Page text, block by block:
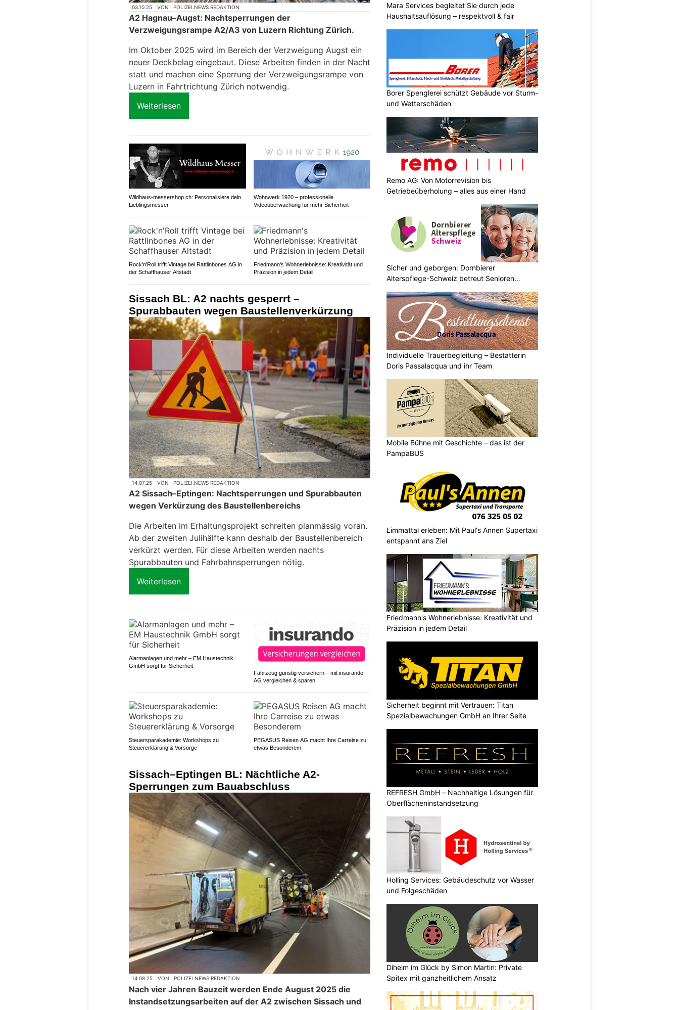
03.10.25 VON POLIZEI.NEWS REDAKTION
A2 Hagnau–Augst: Nachtsperrungen der
Verzweigungsrampe A2/A3 von Luzern Richtung Zürich.
Im Oktober 2025 wird im Bereich der Verzweigung Augst ein
neuer Deckbelag eingebaut. Diese Arbeiten finden in der Nacht
statt und machen eine Sperrung der Verzweigungsrampe von
Luzern in Fahrtrichtung Zürich notwendig.
Weiterlesen
Wildhaus-messershop.ch: Personalisiere dein
Lieblingsmesser
Wohnwerk 1920 – professionelle
Videoüberwachung für mehr Sicherheit
Rock'n'Roll trifft Vintage bei Rattlinbones AG in
der Schaffhauser Altstadt
Friedmann's Wohnerlebnisse: Kreativität und
Präzision in jedem Detail
Sissach BL: A2 nachts gesperrt –
Spurabbauten wegen Baustellenverkürzung
14.07.25 VON POLIZEI.NEWS REDAKTION
A2 Sissach–Eptingen: Nachtsperrungen und Spurabbauten
wegen Verkürzung des Baustellenbereichs
Die Arbeiten im Erhaltungsprojekt schreiten planmässig voran.
Ab der zweiten Julihälfte kann deshalb der Baustellenbereich
verkürzt werden. Für diese Arbeiten werden nachts
Spurabbauten und Fahrbahnsperrungen nötig.
Weiterlesen
Alarmanlagen und mehr – EM Haustechnik
GmbH sorgt für Sicherheit
Fahrzeug günstig versichern – mit insurando
AG vergleichen & sparen
Steuersparakademie: Workshops zu
Steuererklärung & Vorsorge
PEGASUS Reisen AG macht Ihre Carreise zu
etwas Besonderem
Sissach–Eptingen BL: Nächtliche A2-
Sperrungen zum Bauabschluss
14.08.25 VON POLIZEI.NEWS REDAKTION
Nach vier Jahren Bauzeit werden Ende August 2025 die
Instandsetzungsarbeiten auf der A2 zwischen Sissach und
Mara Services begleitet Sie durch jede
Haushaltsauflösung – respektvoll & fair
Borer Spenglerei schützt Gebäude vor Sturm-
und Wetterschäden
Remo AG: Von Motorrevision bis
Getriebeüberholung – alles aus einer Hand
Sicher und geborgen: Dornbierer
Alterspflege-Schweiz betreut Senioren
Individuelle Trauerbegleitung – Bestatterin
Doris Passalacqua und ihr Team
Mobile Bühne mit Geschichte – das ist der
PampaBUS
Limmattal erleben: Mit Paul's Annen Supertaxi
entspannt ans Ziel
Friedmann's Wohnerlebnisse: Kreativität und
Präzision in jedem Detail
Sicherheit beginnt mit Vertrauen: Titan
Spezialbewachungen GmbH an Ihrer Seite
REFRESH GmbH – Nachhaltige Lösungen für
Oberflächeninstandsetzung
Holling Services: Gebäudeschutz vor Wasser
und Folgeschäden
Diheim im Glück by Simon Martin: Private
Spitex mit ganzheitlichem Ansatz